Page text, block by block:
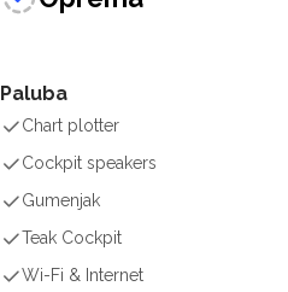
Paluba
Chart plotter
Cockpit speakers
Gumenjak
Teak Cockpit
Wi-Fi & Internet